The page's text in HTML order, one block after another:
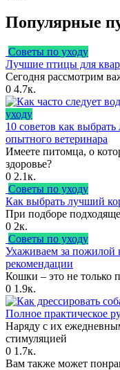
Популярные
Советы по уходу
Лучшие птицы для
Сегодня рассмотрим
0 4.7к.
уходу
10 советов как
опытного ветеринара
Имеете питомца, о
здоровье?
0 2.1к.
Советы по уходу
Как выбрать лучший
При подборе
0 2к.
Советы по уходу
Ухаживаем за
рекомендации
Кошки – это не только
0 1.9к.
Полное практическое
Наряду с их
стимуляцией
0 1.7к.
Вам также может